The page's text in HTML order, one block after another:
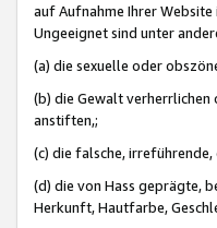
auf Aufnahme Ihrer
Ungeeignet sind unter
(a) die sexuelle oder
(b) die Gewalt
anstiften,;
(c) die falsche,
(d) die von Hass geprägte,
Herkunft, Hautfarbe,